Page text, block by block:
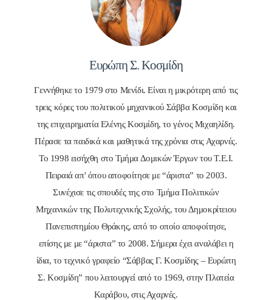
Ευρώπη Σ. Κοσμίδη
Γεννήθηκε το 1979 στο Μενίδι. Είναι η μικρότερη από τις
τρεις κόρες του πολιτικού μηχανικού Σάββα Κοσμίδη και
της επιχειρηματία Ελένης Κοσμίδη, το γένος Μιχαηλίδη.
Πέρασε τα παιδικά και μαθητικά της χρόνια στις Αχαρνές.
Το 1998 εισήχθη στο Τμήμα Δομικών Έργων του Τ.Ε.Ι.
Πειραιά απ' όπου αποφοίτησε με “άριστα” το 2003.
Συνέχισε τις σπουδές της στο Τμήμα Πολιτικών
Μηχανικών της Πολυτεχνικής Σχολής, του Δημοκρίτειου
Πανεπιστημίου Θράκης, από το οποίο αποφοίτησε,
επίσης με με “άριστα” το 2008. Σήμερα έχει αναλάβει η
ίδια, το τεχνικό γραφείο “Σάββας Γ. Κοσμίδης – Ευρώπη
Σ. Κοσμίδη” που λειτουργεί από το 1969, στην Πλατεία
Καράβου, στις Αχαρνές.